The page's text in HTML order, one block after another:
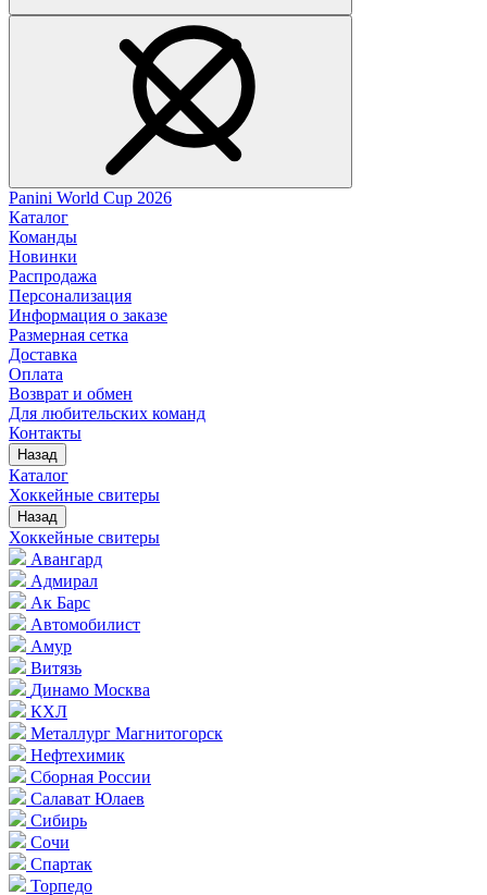
Panini World Cup 2026
Каталог
Команды
Новинки
Распродажа
Персонализация
Информация о заказе
Размерная сетка
Доставка
Оплата
Возврат и обмен
Для любительских команд
Контакты
Назад
Каталог
Хоккейные свитеры
Назад
Хоккейные свитеры
Авангард
Адмирал
Ак Барс
Автомобилист
Амур
Витязь
Динамо Москва
КХЛ
Металлург Магнитогорск
Нефтехимик
Сборная России
Салават Юлаев
Сибирь
Сочи
Спартак
Торпедо